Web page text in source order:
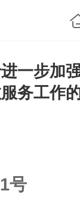
一步加
务工作
号